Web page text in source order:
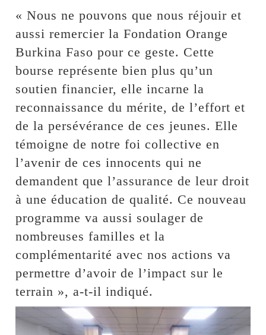
« Nous ne pouvons que nous réjouir et
aussi remercier la Fondation Orange
Burkina Faso pour ce geste. Cette
bourse représente bien plus qu’un
soutien financier, elle incarne la
reconnaissance du mérite, de l’effort et
de la persévérance de ces jeunes. Elle
témoigne de notre foi collective en
l’avenir de ces innocents qui ne
demandent que l’assurance de leur droit
à une éducation de qualité. Ce nouveau
programme va aussi soulager de
nombreuses familles et la
complémentarité avec nos actions va
permettre d’avoir de l’impact sur le
terrain », a-t-il indiqué.